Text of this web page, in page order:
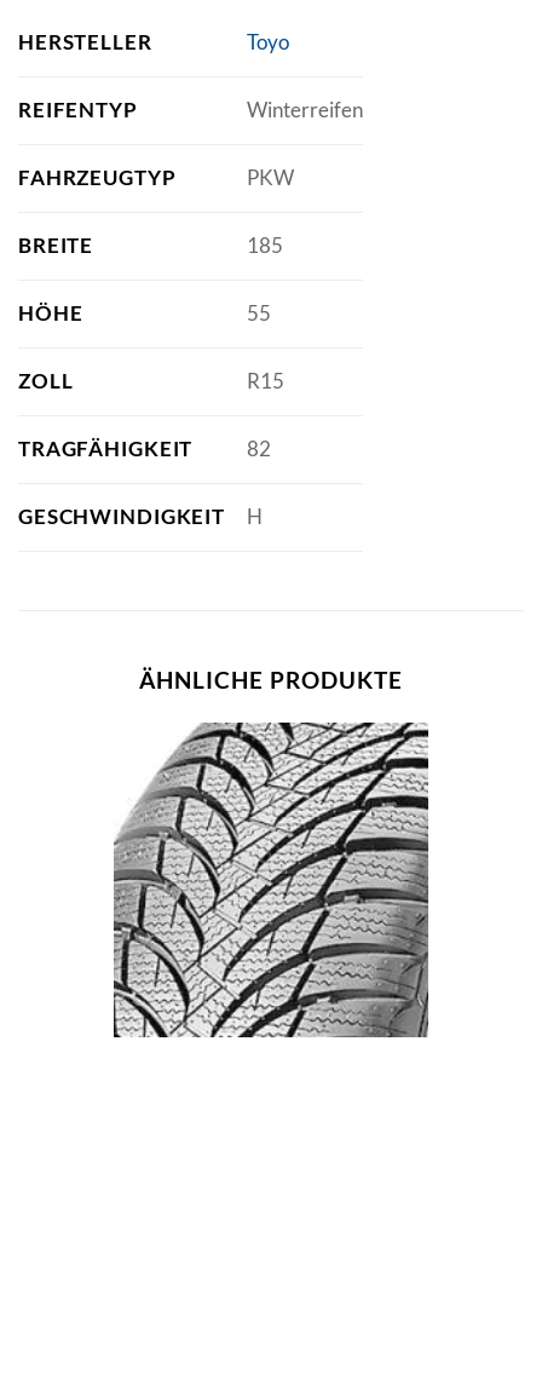
HERSTELLER Toyo
REIFENTYP Winterreifen
FAHRZEUGTYP PKW
BREITE 185
HÖHE 55
ZOLL R15
TRAGFÄHIGKEIT 82
GESCHWINDIGKEIT H
ÄHNLICHE PRODUKTE